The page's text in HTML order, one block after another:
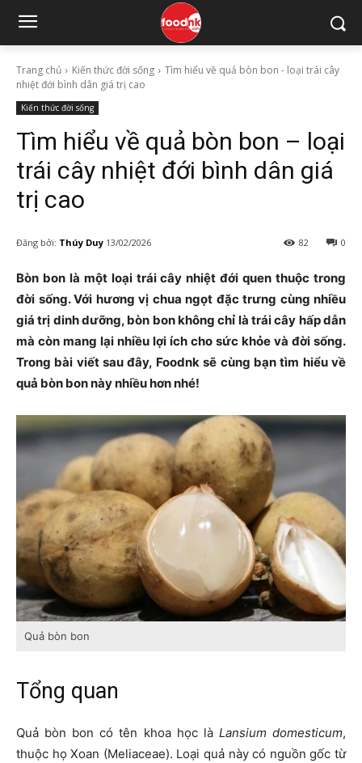
Trang chủ Kiến thức đời sống
Tìm hiểu về quả bòn bon - loại trái cây
nhiệt đới bình dân giá trị cao
Kiến thức đời sống
Tìm hiểu về quả bòn bon – loại
trái cây nhiệt đới bình dân giá
trị cao
Đăng bởi: Thúy Duy 13/02/2026 0
82
Bòn bon là một loại trái cây nhiệt đới quen thuộc trong
đời sống. Với hương vị chua ngọt đặc trưng cùng nhiều
giá trị dinh dưỡng, bòn bon không chỉ là trái cây hấp dẫn
mà còn mang lại nhiều lợi ích cho sức khỏe và đời sống.
Trong bài viết sau đây, Foodnk sẽ cùng bạn tìm hiểu về
quả bòn bon này nhiều hơn nhé!
Quả bòn bon
Tổng quan
Quả bòn bon có tên khoa học là Lansium domesticum,
thuộc họ Xoan (Meliaceae). Loại quả này có nguồn gốc từ